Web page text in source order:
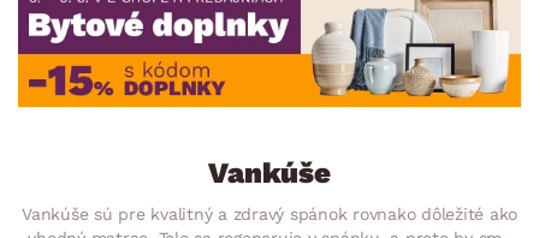
Vankúše
Vankúše sú pre kvalitný a zdravý spánok rovnako dôležité ako